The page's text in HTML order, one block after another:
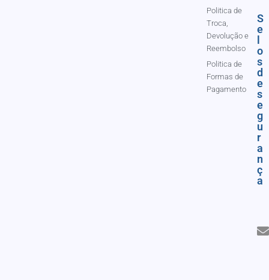
Politica de
Troca,
Devolução e
Reembolso
Politica de
Formas de
Pagamento
S
e
o
s
d
e
s
e
g
u
r
a
n
ç
a